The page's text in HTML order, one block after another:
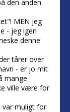
den anden
MEN jeg
- jeg igen
denne
tårer over
- er jo mit
mange
ville være for
var muligt for